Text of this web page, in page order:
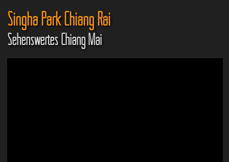
Singha Park Chiang Rai
Sehenswertes Chiang Mai